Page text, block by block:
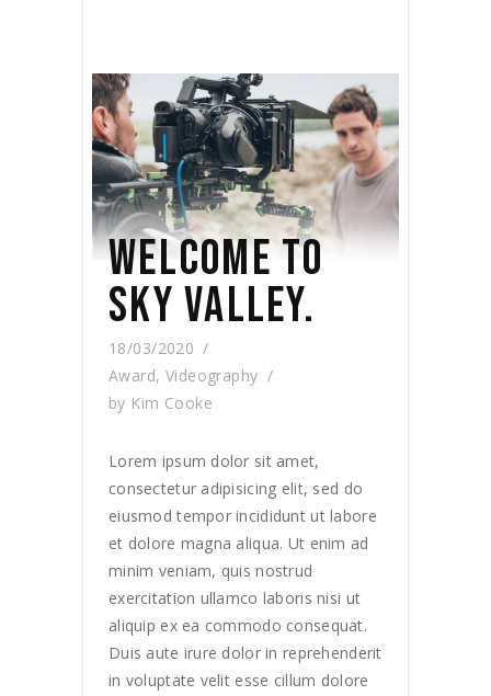
WELCOME TO
SKY VALLEY.
18/03/2020
Award, Videography
by Kim Cooke
Lorem ipsum dolor sit amet,
consectetur adipisicing elit, sed do
eiusmod tempor incididunt ut labore
et dolore magna aliqua. Ut enim ad
minim veniam, quis nostrud
exercitation ullamco laboris nisi ut
aliquip ex ea commodo consequat.
Duis aute irure dolor in reprehenderit
in voluptate velit esse cillum dolore